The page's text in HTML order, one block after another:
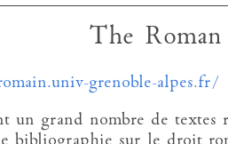
The
grenoble-alpes.fr/
un grand nombre de